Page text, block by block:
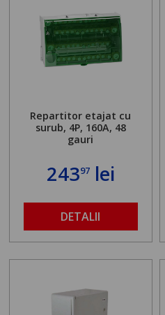
Repartitor etajat cu
surub, 4P, 160A, 48
gauri
24397lei
DETALII